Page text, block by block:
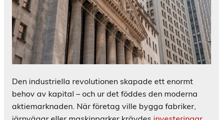
Den industriella revolutionen skapade ett enormt
behov av kapital – och ur det föddes den moderna
aktiemarknaden. När företag ville bygga fabriker,